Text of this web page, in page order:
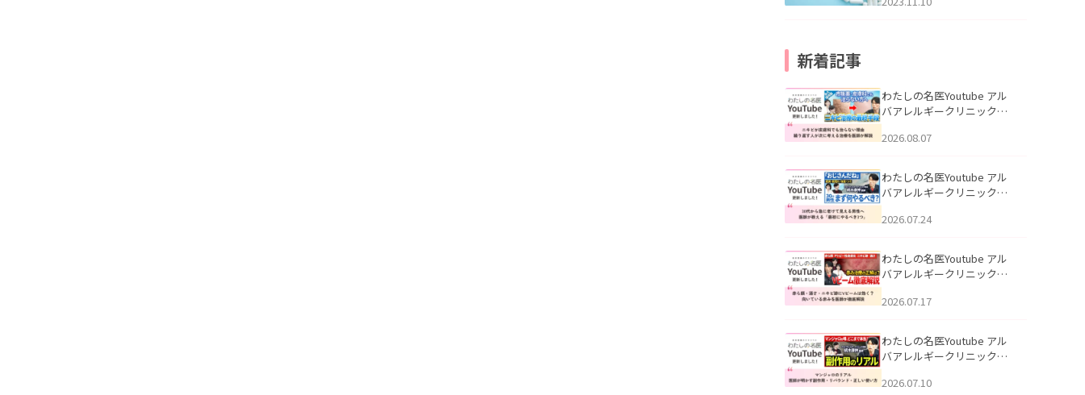
新着記事
わたしの名医Youtube アル
バアレルギークリニック札
らない理由｜繰り返す人が
説」を公開いたしました。
2026.08.07
わたしの名医Youtube アル
バアレルギークリニック札
える男性へ｜医師が教える
公開いたしました。
2026.07.24
わたしの名医Youtube アル
バアレルギークリニック札
跡にVビームは効く？向いて
説」を公開いたしました。
2026.07.17
わたしの名医Youtube アル
バアレルギークリニック札
医師が明かす副作用・リバ
2026.07.10